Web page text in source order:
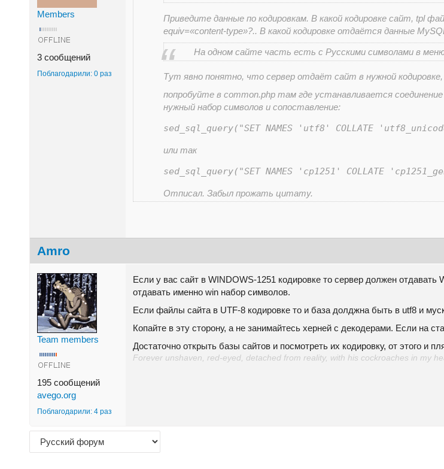
Members
3 сообщений
Поблагодарили: 0 раз
Приведите данные по кодировкам. В какой кодировке сайт, tpl
equiv=«content-type»?.. В какой кодировке отдаётся данные
На одном сайте часть есть с Русскими символами в
Тут явно понятно, что сервер отдаёт сайт в нужной
попробуйте в common.php там где устанавливается
нужный набор символов и сопоставление:
sed_sql_query("SET NAMES 'utf8' COLLATE
или так
sed_sql_query("SET NAMES 'cp1251' COLLATE
Отписал. Забыл прожать цитату.
Amro
Team members
195 сообщений
avego.org
Поблагодарили: 4 раз
Если у вас сайт в WINDOWS-1251 кодировке то сервер должен
отдавать именно win набор символов.
Если файлы сайта в UTF-8 кодировке то и база долджна быть в utf8 и
Копайте в эту сторону, а не занимайтесь херней с декодерами. Если на
Достаточно открыть базы сайтов и посмотреть их кодировку, от этого и
Forever unshaven, red-eyed, detached from reality, with his cockroaches in my